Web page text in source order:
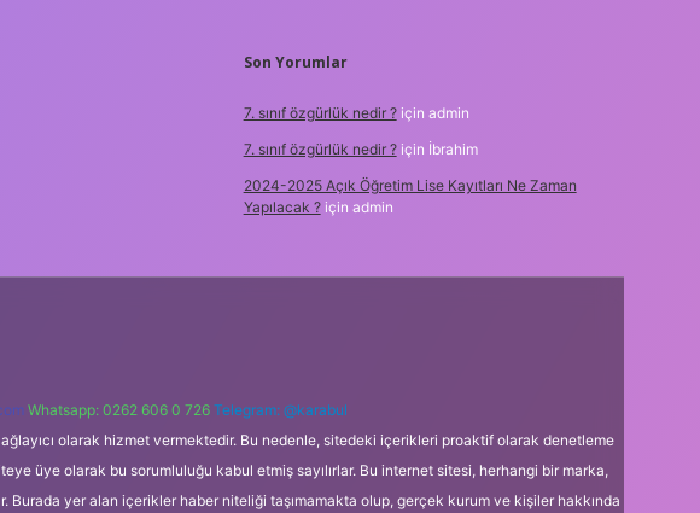
Son Yorumlar
7. sınıf özgürlük nedir ?için admin
7. sınıf özgürlük nedir ?için İbrahim
2024-2025 Açık Öğretim Lise Kayıtları Ne Zaman
Yapılacak ?için admin
Whatsapp: 0262 606 0 726 Telegram: @karabul
olarak hizmet vermektedir. Bu nedenle, sitedeki içerikleri proaktif olarak denetleme
üye olarak bu sorumluluğu kabul etmiş sayılırlar. Bu internet sitesi, herhangi bir marka,
Burada yer alan içerikler haber niteliği taşımamakta olup, gerçek kurum ve kişiler hakkında